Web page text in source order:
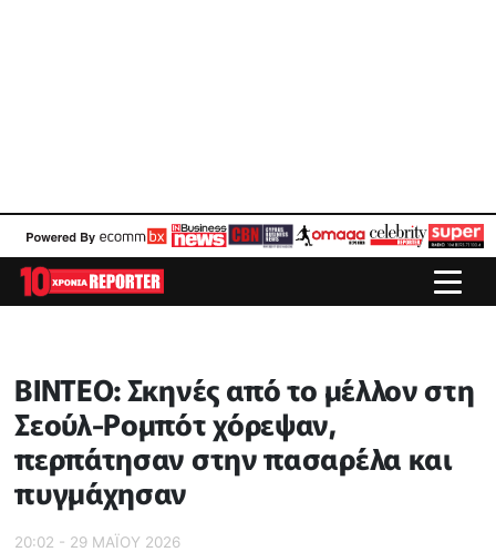
ΒΙΝΤΕΟ: Σκηνές από το μέλλον στη
Σεούλ-Ρομπότ χόρεψαν,
περπάτησαν στην πασαρέλα και
πυγμάχησαν
20:02 - 29 ΜΑΪ́ΟΥ 2026